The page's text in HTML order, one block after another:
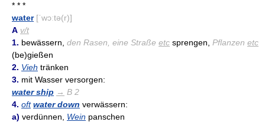
* * *
water [ˈwɔːtə(r)]
A v/t
1. bewässern, den Rasen, eine Straße etc sprengen, Pflanzen etc
(be)gießen
2. Vieh tränken
3. mit Wasser versorgen:
water ship → B 2
4. oft water down verwässern:
a) verdünnen, Wein panschen